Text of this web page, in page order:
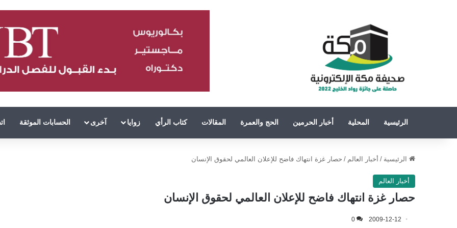
الرئيسية المحلية أخبار الحرمين الحج والعمرة المقالات كتاب الرأي زوايا آخرى الحسابات الموثقة
الرئيسية / أخبار العالم / حصار غزة انتهاك فاضح للإعلان العالمي لحقوق الإنسان
أخبار العالم
حصار غزة انتهاك فاضح للإعلان العالمي لحقوق الإنسان
2009-12-12
0